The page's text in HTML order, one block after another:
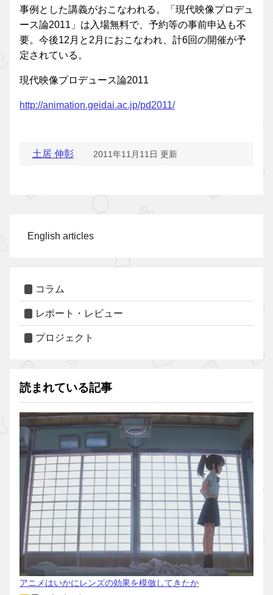
事例とした講義がおこなわれる。「現代映像プロデュ
ース論2011」は入場無料で、予約等の事前申込も不
要。今後12月と2月におこなわれ、計6回の開催が予
定されている。
現代映像プロデュース論2011
http://animation.geidai.ac.jp/pd2011/
土居 伸彰 2011年11月11日 更新
English articles
コラム
レポート・レビュー
プロジェクト
読まれている記事
アニメはいかにレンズの効果を模倣してきたか